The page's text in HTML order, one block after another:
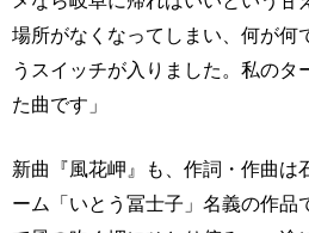
場所がなくなってしまい、何が何
うスイッチが入りました。私のタ
た曲です」
新曲『風花岬』も、作詞・作曲は
ーム「いとう冨士子」名義の作品